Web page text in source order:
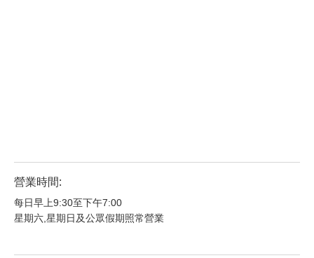
營業時間:
每日早上9:30至下午7:00
星期六,星期日及公眾假期照常營業